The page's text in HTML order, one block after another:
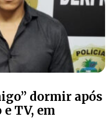
dormir após
TV, em